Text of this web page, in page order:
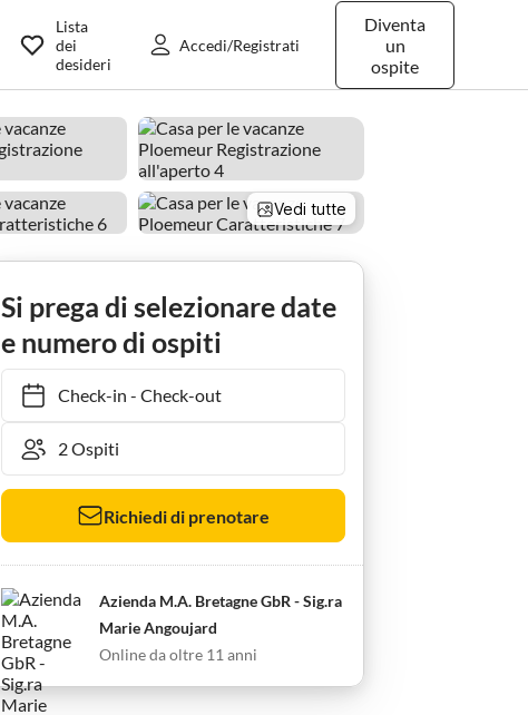
Diventa
un
ospite
Lista
dei
desideri
Accedi/Registrati
Vedi tutte
Si prega di selezionare date
e numero di ospiti
Check-in- Check-out
Richiedi di prenotare
Azienda M.A. Bretagne GbR - Sig.ra
Marie Angoujard
Online da oltre 11 anni